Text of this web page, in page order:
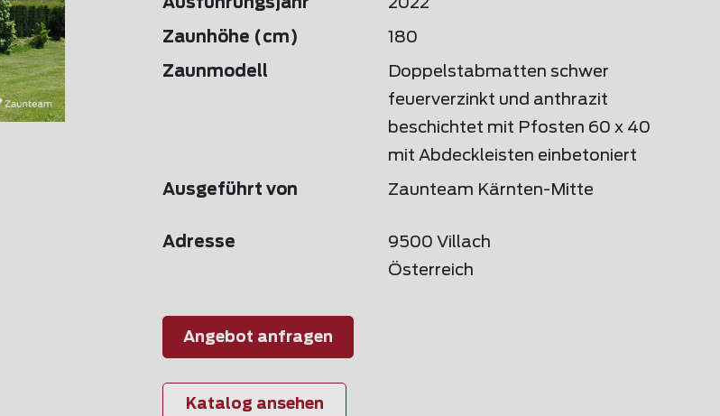
Ausführungsjahr 2022
Zaunhöhe (cm) 180
Zaunmodell
Doppelstabmatten schwer
feuerverzinkt und anthrazit
beschichtet mit Pfosten 60 x 40
mit Abdeckleisten einbetoniert
Ausgeführt von Zaunteam Kärnten-Mitte
Adresse
9500 Villach
Österreich
Angebot anfragen
Katalog ansehen